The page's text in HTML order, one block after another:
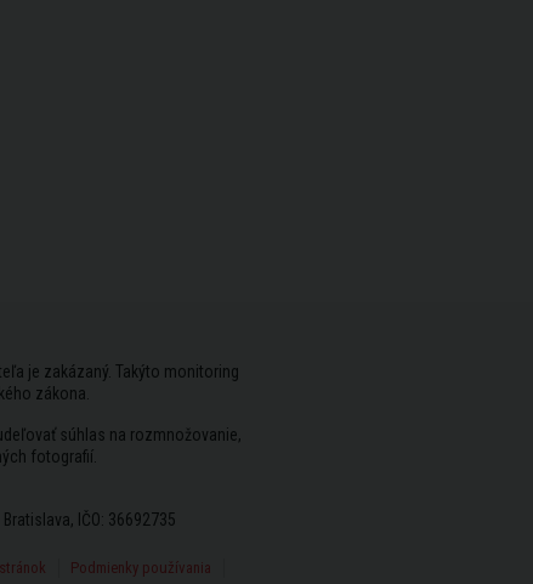
je zakázaný. Takýto monitoring
zákona.
súhlas na rozmnožovanie,
fotografií.
IČO: 36692735
Podmienky používania